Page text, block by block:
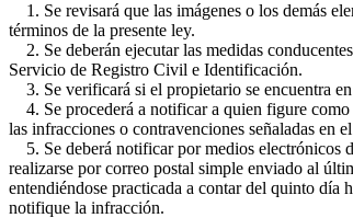
1. Se revisará que las imágenes o los demás
términos de la presente ley.
2. Se deberán ejecutar las medidas
Servicio de Registro Civil e Identificación.
3. Se verificará si el propietario se encuentra
4. Se procederá a notificar a quien figure
las infracciones o contravenciones señaladas en
5. Se deberá notificar por medios electrónicos
realizarse por correo postal simple enviado al
entendiéndose practicada a contar del quinto día
notifique la infracción.